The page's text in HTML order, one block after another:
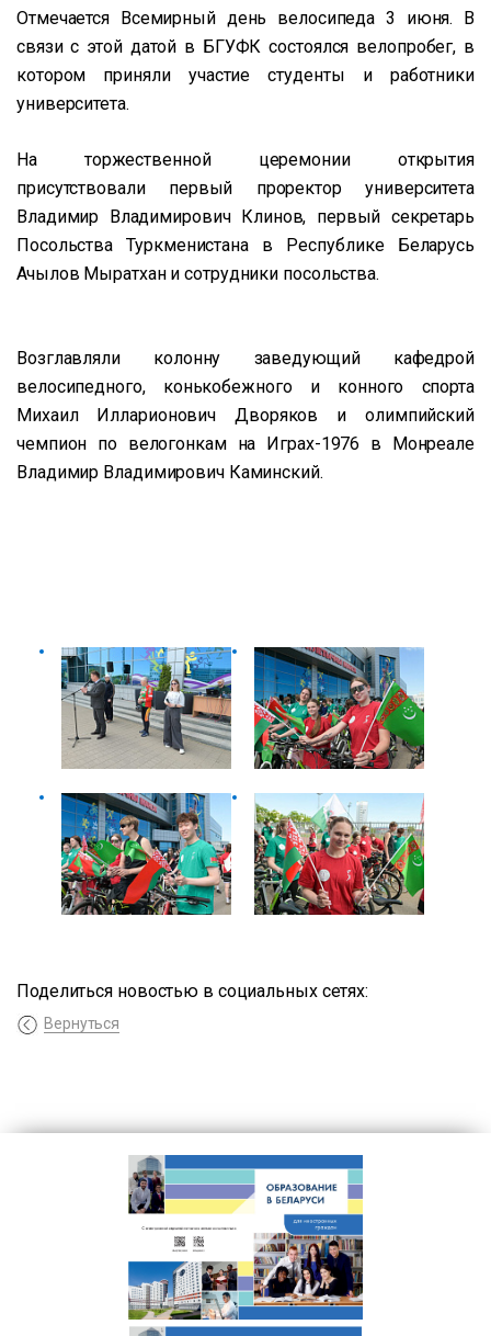
Отмечается Всемирный день велосипеда 3 июня. В
связи с этой датой в БГУФК состоялся велопробег, в
котором приняли участие студенты и работники
университета.
На торжественной церемонии открытия
присутствовали первый проректор университета
Владимир Владимирович Клинов, первый секретарь
Посольства Туркменистана в Республике Беларусь
Ачылов Мыратхан и сотрудники посольства.
Возглавляли колонну заведующий кафедрой
велосипедного, конькобежного и конного спорта
Михаил Илларионович Дворяков и олимпийский
чемпион по велогонкам на Играх-1976 в Монреале
Владимир Владимирович Каминский.
Поделиться новостью в социальных сетях:
Вернуться